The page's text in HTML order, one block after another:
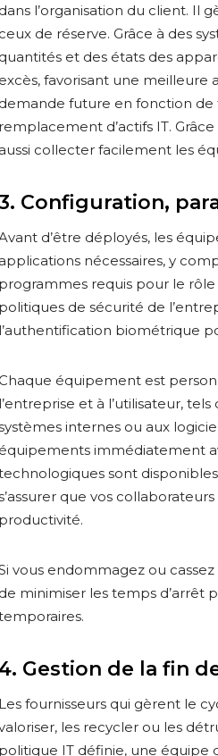
dans l’organisation du client. Il
ceux de réserve. Grâce à des
quantités et des états des
excès, favorisant une meilleure
demande future en fonction de
remplacement d’actifs IT.
aussi collecter facilement les
Configuration,
d’être déployés, les
applications nécessaires, y
programmes requis pour le
politiques de sécurité de
l’authentification biométrique
Chaque équipement est
l’entreprise et à l’utilisateur,
internes ou aux
équipements immédiatement
sont
que vos
productivité.
vous endommagez ou
de minimiser les temps d’arrêt
Gestion de la fin
Les fournisseurs qui gèrent le
les recycler ou les
politique IT définie, une équipe